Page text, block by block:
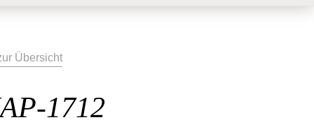
Übersicht
1712